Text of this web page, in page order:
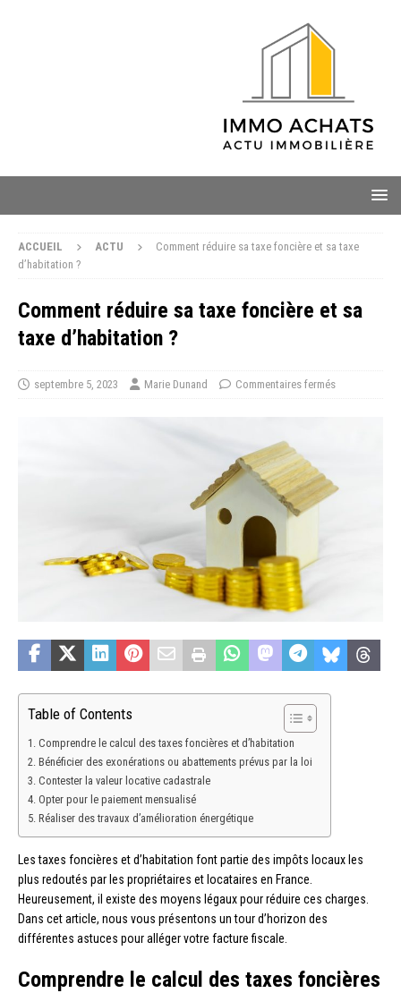
ACCUEIL ACTU
Comment réduire sa taxe foncière et sa taxe
d’habitation ?
Comment réduire sa taxe foncière et sa
taxe d’habitation ?
septembre 5, 2023 Marie Dunand Commentaires fermés
Table of Contents
Comprendre le calcul des taxes foncières et d’habitation
Bénéficier des exonérations ou abattements prévus par la loi
Contester la valeur locative cadastrale
Opter pour le paiement mensualisé
Réaliser des travaux d’amélioration énergétique
Les taxes foncières et d’habitation font partie des impôts locaux les
plus redoutés par les propriétaires et locataires en France.
Heureusement, il existe des moyens légaux pour réduire ces charges.
Dans cet article, nous vous présentons un tour d’horizon des
différentes astuces pour alléger votre facture fiscale.
Comprendre le calcul des taxes foncières